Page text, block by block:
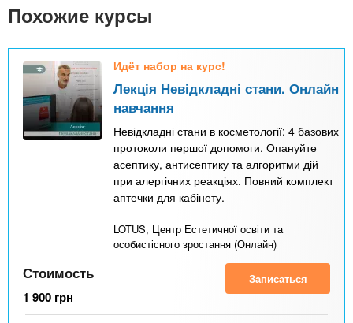
Похожие курсы
Идёт набор на курс!
Лекція Невідкладні стани. Онлайн
навчання
Невідкладні стани в косметології: 4 базових
протоколи першої допомоги. Опануйте
асептику, антисептику та алгоритми дій
при алергічних реакціях. Повний комплект
аптечки для кабінету.
LOTUS, Центр Естетичної освіти та
особистісного зростання (Онлайн)
Стоимость
1 900 грн
Записаться